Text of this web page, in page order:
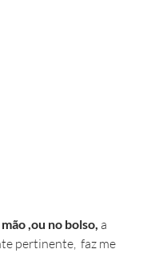
,ou no bolso, a
pertinente,  faz me